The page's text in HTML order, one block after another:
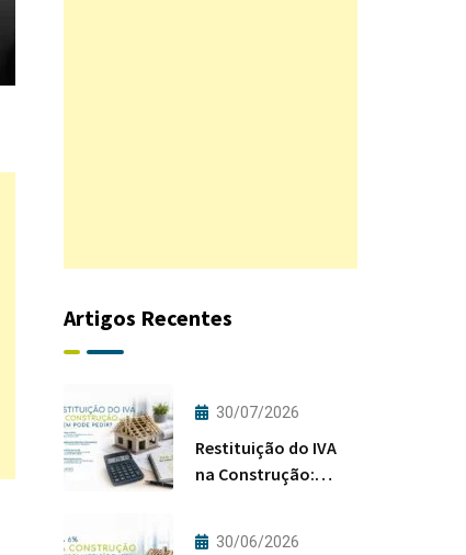
Artigos Recentes
30/07/2026
Restituição do IVA
na Construção:
30/06/2026